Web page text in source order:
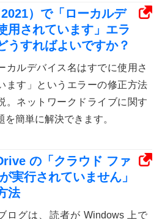
）で「ローカルデ
用されています」エラ
うすればよいですか？
カルデバイス名はすでに使用さ
ます」というエラーの修正方法
。ネットワークドライブに関す
を簡単に解決できます。
の「クラウド ファ
実行されていません」
法
ログは、読者が Windows 上で